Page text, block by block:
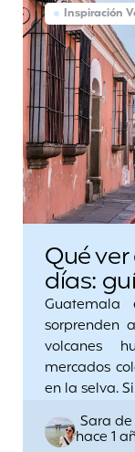
Inspiración
Qué
días:
sorprenden
volcanes
mercados
en la selva.
Posted
by
Sara
hace 1